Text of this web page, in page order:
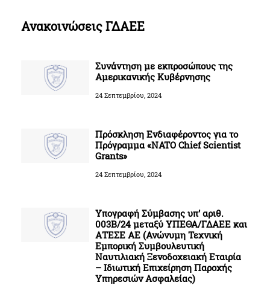
Ανακοινώσεις ΓΔΑΕΕ
Συνάντηση με εκπροσώπους της
Αμερικανικής Κυβέρνησης
24 Σεπτεμβρίου, 2024
Πρόσκληση Ενδιαφέροντος για το
Πρόγραμμα «NATO Chief Scientist
Grants»
24 Σεπτεμβρίου, 2024
Υπογραφή Σύμβασης υπ’ αριθ.
003Β/24 μεταξύ ΥΠΕΘΑ/ΓΔΑΕΕ και
ΑΤΕΣΕ ΑΕ (Ανώνυμη Τεχνική
Εμπορική Συμβουλευτική
Ναυτιλιακή Ξενοδοχειακή Εταιρία
– Ιδιωτική Επιχείρηση Παροχής
Υπηρεσιών Ασφαλείας)